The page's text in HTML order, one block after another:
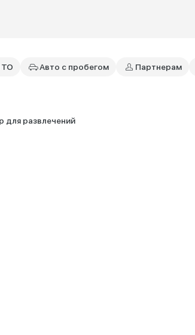
ТО Авто с пробегом Партнерам
для развлечений